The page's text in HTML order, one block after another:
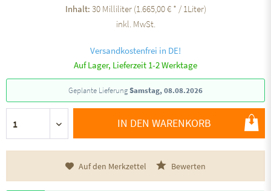
Inhalt: 30 Milliliter (1.665,00 € * / 1Liter)
inkl. MwSt.
Versandkostenfrei in DE!
Auf Lager, Lieferzeit 1-2 Werktage
Geplante LieferungSamstag, 08.08.2026
IN DEN WARENKORB
Auf den Merkzettel Bewerten